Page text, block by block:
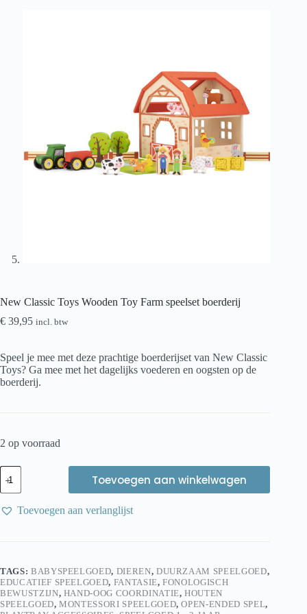
New Classic Toys Wooden Toy Farm speelset boerderij
€ 39,95 incl. btw
Speel je mee met deze prachtige boerderijset van New Classic
Toys? Ga mee met het dagelijks voederen en oogsten op de
boerderij.
2 op voorraad
New
Classic
Toys
Wooden
Toy
Toevoegen aan winkelwagen
Toevoegen aan verlanglijst
TAGS: BABYSPEELGOED, DIEREN, DUURZAAM SPEELGOED,
EDUCATIEF SPEELGOED, FANTASIE,FONOLOGISCH
BEWUSTZIJN, HAND-OOG COORDINATIE,HOUTEN
SPEELGOED,MONTESSORI SPEELGOED,OPEN-ENDED SPEL,